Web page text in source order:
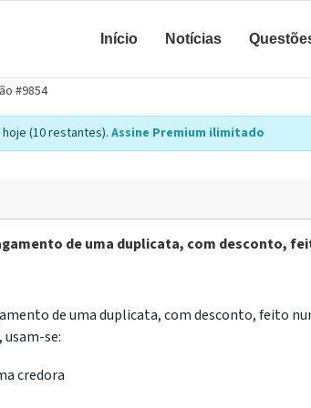
Início Notícias
#9854
(10 restantes).Assine Premium ilimitado
de uma duplicata, com desconto,
de uma duplicata, com desconto, feito
se:
credora